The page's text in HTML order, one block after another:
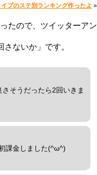
プのステ別ランキング作ったよ »
たので、ツイッターアン
ないか」です。
そうだったら2回いきま
課金しました(^ω^)